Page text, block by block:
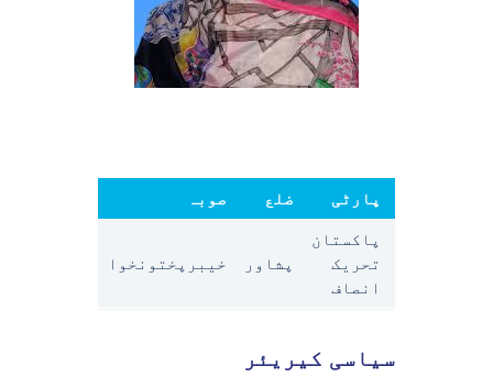
صوبہ ضلع پارٹی
خیبرپختونخوا پشاور
پاکستان
تحریک
انصاف
سیاسی کیریئر